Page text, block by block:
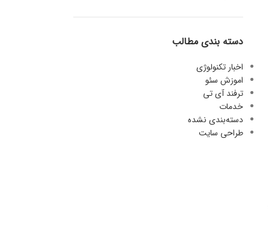
دسته بندی مطالب
اخبار تکنولوژی
اموزش سئو
ترفند آی تی
خدمات
دسته‌بندی نشده
طراحی سایت